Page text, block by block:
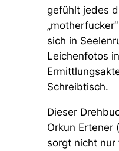
gefühlt jedes
sich in
Leichenfotos
Schreibtisch.
Dieser
Orkun Ertener (
sorgt nicht